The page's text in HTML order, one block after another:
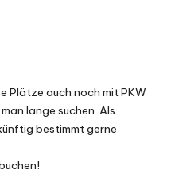
Plätze auch noch mit PKW
lange suchen. Als
bestimmt gerne